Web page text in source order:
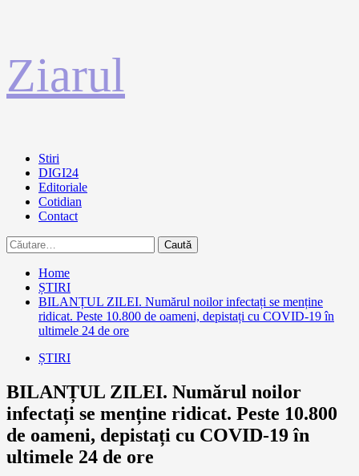
la
conținut
Ziarul
Primary
Menu
Stiri
DIGI24
Editoriale
Cotidian
Contact
Caută
după:
Home
ȘTIRI
BILANȚUL ZILEI. Numărul noilor infectați se menține
ridicat. Peste 10.800 de oameni, depistați cu COVID-19 în
ultimele 24 de ore
ȘTIRI
BILANȚUL ZILEI. Numărul noilor
infectați se menține ridicat. Peste 10.800
de oameni, depistați cu COVID-19 în
ultimele 24 de ore